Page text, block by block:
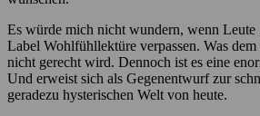
Es würde mich nicht wundern, wenn Leute
Label Wohlfühllektüre verpassen. Was
nicht gerecht wird. Dennoch ist es eine
Und erweist sich als Gegenentwurf zur
geradezu hysterischen Welt von heute.